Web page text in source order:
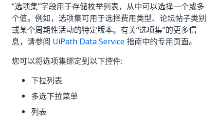
“选项集”字段用于存储枚举列表，从中可以选择一个或多
个值。例如，选项集可用于选择费用类型、论坛帖子类别
或某个周期性活动的特定版本。有关“选项集”的更多信
息，请参阅 UiPath Data Service指南中的专用页面。
您可以将选项集绑定到以下控件:
下拉列表
多选下拉菜单
列表